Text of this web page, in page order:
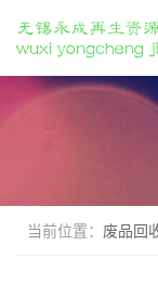
当前位置： 废品回